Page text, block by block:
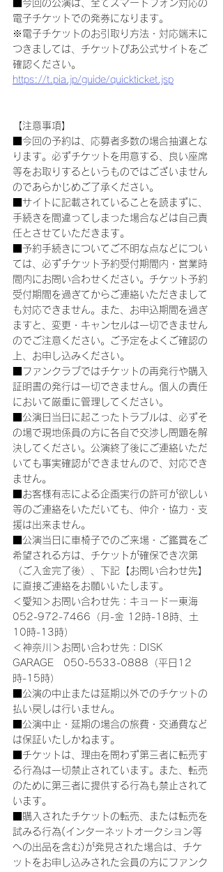
■今回の公演は、全てスマートフォン対応の
電子チケットでの発券になります。
※電子チケットのお引取り方法・対応端末に
つきましては、チケットぴあ公式サイトをご
確認ください。
https://t.pia.jp/guide/quickticket.jsp
【注意事項】
■今回の予約は、応募者多数の場合抽選とな
ります。必ずチケットを用意する、良い座席
等をお取りするというものではございません
のであらかじめご了承ください。
■サイトに記載されていることを読まずに、
手続きを間違ってしまった場合などは自己責
任とさせていただきます。
■予約手続きについてご不明な点などについ
ては、必ずチケット予約受付期間内・営業時
間内にお問い合わせください。チケット予約
受付期間を過ぎてからご連絡いただきまして
も対応できません。また、お申込期間を過ぎ
ますと、変更・キャンセルは一切できません
のでご注意ください。ご予定をよくご確認の
上、お申し込みください。
■ファンクラブではチケットの再発行や購入
証明書の発行は一切できません。個人の責任
において厳重に管理してください。
■公演日当日に起こったトラブルは、必ずそ
の場で現地係員の方に各自で交渉し問題を解
決してください。公演終了後にご連絡いただ
いても事実確認ができませんので、対応でき
ません。
■お客様有志による企画実行の許可が欲しい
等のご連絡をいただいても、仲介・協力・支
援は出来ません。
■公演当日に車椅子でのご来場・ご鑑賞をご
希望される方は、チケットが確保でき次第
（ご入金完了後）、下記【お問い合わせ先】
に直接ご連絡をお願いいたします。
＜愛知＞お問い合わせ先：キョードー東海
052-972-7466（月-金 12時-18時、土
10時-13時）
＜神奈川＞お問い合わせ先：DISK
GARAGE　050-5533-0888（平日12
時-15時）
■公演の中止または延期以外でのチケットの
払い戻しは行いません。
■公演中止・延期の場合の旅費・交通費など
は保証いたしかねます。
■チケットは、理由を問わず第三者に転売す
る行為は一切禁止されています。また、転売
のために第三者に提供する行為も禁止されて
います。
■購入されたチケットの転売、または転売を
試みる行為(インターネットオークション等
への出品を含む)が発見された場合は、チケ
ットをお申し込みされた会員の方にファンク